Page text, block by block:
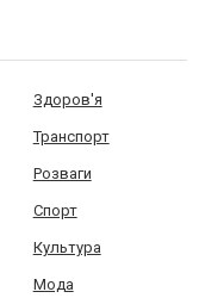
Здоров'я
Транспорт
Розваги
Спорт
Культура
Мода